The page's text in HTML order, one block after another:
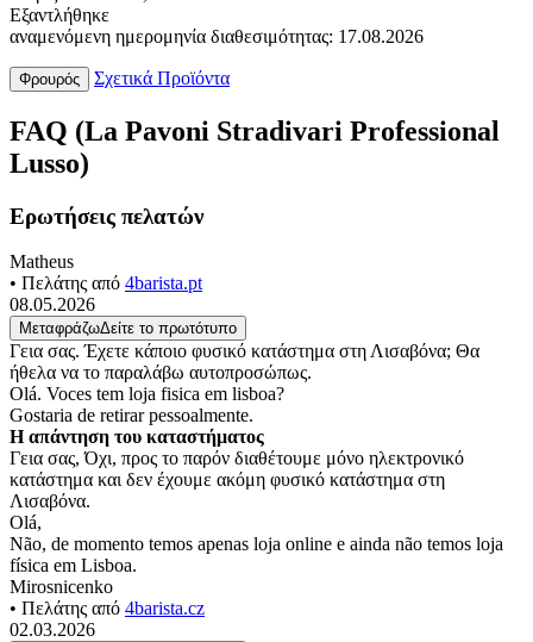
Εξαντλήθηκε
αναμενόμενη ημερομηνία διαθεσιμότητας: 17.08.2026
Φρουρός Σχετικά Προϊόντα
FAQ (La Pavoni Stradivari Professional
Lusso)
Ερωτήσεις πελατών
Matheus
• Πελάτης από 4barista.pt
08.05.2026
ΜεταφράζωΔείτε το πρωτότυπο
Γεια σας. Έχετε κάποιο φυσικό κατάστημα στη Λισαβόνα; Θα
ήθελα να το παραλάβω αυτοπροσώπως.
Olá. Voces tem loja fisica em lisboa?
Gostaria de retirar pessoalmente.
Η απάντηση του καταστήματος
Γεια σας, Όχι, προς το παρόν διαθέτουμε μόνο ηλεκτρονικό
κατάστημα και δεν έχουμε ακόμη φυσικό κατάστημα στη
Λισαβόνα.
Olá,
Não, de momento temos apenas loja online e ainda não temos loja
física em Lisboa.
Mirosnicenko
• Πελάτης από 4barista.cz
02.03.2026